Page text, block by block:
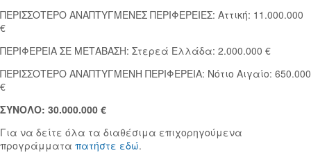
ΠΕΡΙΣΣΟΤΕΡΟ ΑΝΑΠΤΥΓΜΕΝΕΣ ΠΕΡΙΦΕΡΕΙΕΣ: Αττική: 11.000.000
€
ΠΕΡΙΦΕΡΕΙΑ ΣΕ ΜΕΤΑΒΑΣΗ: Στερεά Ελλάδα: 2.000.000 €
ΠΕΡΙΣΣΟΤΕΡΟ ΑΝΑΠΤΥΓΜΕΝΗ ΠΕΡΙΦΕΡΕΙΑ: Νότιο Αιγαίο: 650.000
€
ΣΥΝΟΛΟ: 30.000.000 €
Για να δείτε όλα τα διαθέσιμα επιχορηγούμενα
προγράμματα πατήστε εδώ.